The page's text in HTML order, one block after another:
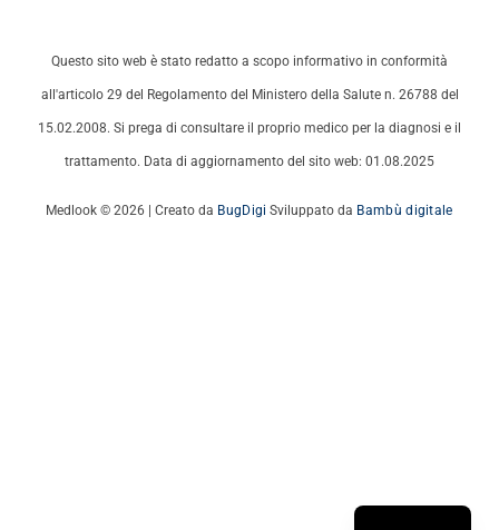
Questo sito web è stato redatto a scopo informativo in conformità
all'articolo 29 del Regolamento del Ministero della Salute n. 26788 del
15.02.2008. Si prega di consultare il proprio medico per la diagnosi e il
trattamento. Data di aggiornamento del sito web: 01.08.2025
Medlook © 2026 | Creato da BugDigi Sviluppato da Bambù digitale